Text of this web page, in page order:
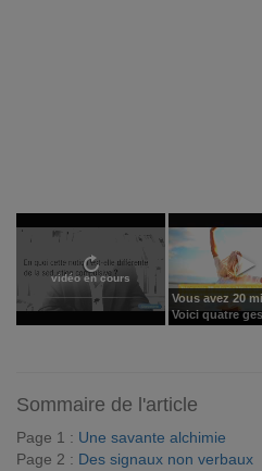
vidéo en cours
Vous avez 20
Voici quatre
Sommaire de l'article
Page 1 : Une savante alchimie
Page 2 : Des signaux non verbaux